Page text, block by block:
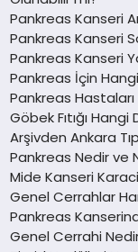
Pankreas Kanseri
Pankreas Kanseri
Pankreas Kanseri
Pankreas İçin
Pankreas
Göbek Fıtığı
Arşivden Ankara
Pankreas Nedir ve
Mide Kanseri
Genel Cerrahlar
Pankreas
Genel Cerrahi